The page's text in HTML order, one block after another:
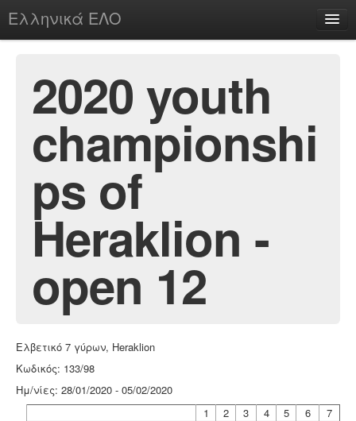
Ελληνικά ΕΛΟ
chesstu.be @ discord
Login
2020 youth
championshi
ps of
Heraklion -
open 12
Ελβετικό 7 γύρων, Heraklion
Κωδικός: 133/98
Ημ/νίες: 28/01/2020 - 05/02/2020
1
2 3 4 5 6
7